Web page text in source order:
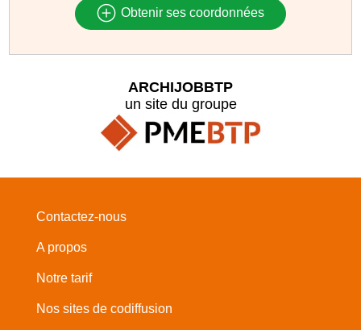
Obtenir ses coordonnées
ARCHIJOBBTP
un site du groupe
Contactez-nous
A propos
Notre tarif
Nos sites de codiffusion